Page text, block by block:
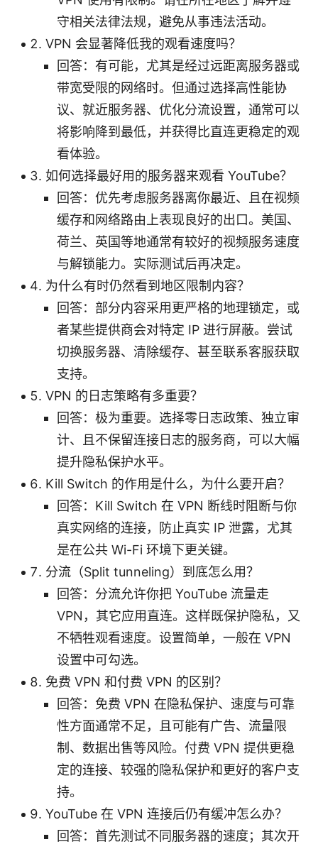
守相关法律法规，避免从事违法活动。
VPN 会显著降低我的观看速度吗？
回答：有可能，尤其是经过远距离服务器或
带宽受限的网络时。但通过选择高性能协
议、就近服务器、优化分流设置，通常可以
将影响降到最低，并获得比直连更稳定的观
看体验。
如何选择最好用的服务器来观看 YouTube？
回答：优先考虑服务器离你最近、且在视频
缓存和网络路由上表现良好的出口。美国、
荷兰、英国等地通常有较好的视频服务速度
与解锁能力。实际测试后再决定。
为什么有时仍然看到地区限制内容？
回答：部分内容采用更严格的地理锁定，或
者某些提供商会对特定 IP 进行屏蔽。尝试
切换服务器、清除缓存、甚至联系客服获取
支持。
VPN 的日志策略有多重要？
回答：极为重要。选择零日志政策、独立审
计、且不保留连接日志的服务商，可以大幅
提升隐私保护水平。
Kill Switch 的作用是什么，为什么要开启？
回答：Kill Switch 在 VPN 断线时阻断与你
真实网络的连接，防止真实 IP 泄露，尤其
是在公共 Wi-Fi 环境下更关键。
分流（Split tunneling）到底怎么用？
回答：分流允许你把 YouTube 流量走
VPN，其它应用直连。这样既保护隐私，又
不牺牲观看速度。设置简单，一般在 VPN
设置中可勾选。
免费 VPN 和付费 VPN 的区别？
回答：免费 VPN 在隐私保护、速度与可靠
性方面通常不足，且可能有广告、流量限
制、数据出售等风险。付费 VPN 提供更稳
定的连接、较强的隐私保护和更好的客户支
持。
YouTube 在 VPN 连接后仍有缓冲怎么办？
回答：首先测试不同服务器的速度；其次开